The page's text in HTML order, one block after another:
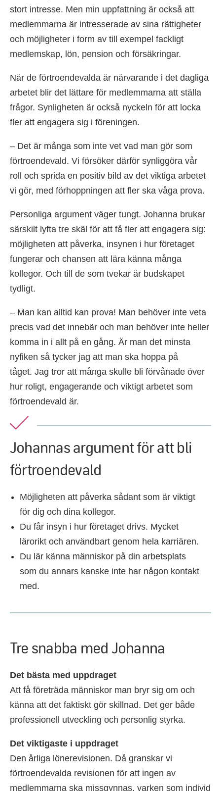
stort intresse. Men min uppfattning är också att
medlemmarna är intresserade av sina rättigheter
och möjligheter i form av till exempel fackligt
medlemskap, lön, pension och försäkringar.
När de förtroendevalda är närvarande i det dagliga
arbetet blir det lättare för medlemmarna att ställa
frågor. Synligheten är också nyckeln för att locka
fler att engagera sig i föreningen.
– Det är många som inte vet vad man gör som
förtroendevald. Vi försöker därför synliggöra vår
roll och sprida en positiv bild av det viktiga arbetet
vi gör, med förhoppningen att fler ska våga prova.
Personliga argument väger tungt. Johanna brukar
särskilt lyfta tre skäl för att få fler att engagera sig:
möjligheten att påverka, insynen i hur företaget
fungerar och chansen att lära känna många
kollegor. Och till de som tvekar är budskapet
tydligt.
– Man kan alltid kan prova! Man behöver inte veta
precis vad det innebär och man behöver inte heller
komma in i allt på en gång. Är man det minsta
nyfiken så tycker jag att man ska hoppa på
tåget. Jag tror att många skulle bli förvånade över
hur roligt, engagerande och viktigt arbetet som
förtroendevald är.
Johannas argument för att bli
förtroendevald
Möjligheten att påverka sådant som är viktigt
för dig och dina kollegor.
Du får insyn i hur företaget drivs. Mycket
lärorikt och användbart genom hela karriären.
Du lär känna människor på din arbetsplats
som du annars kanske inte har någon kontakt
med.
Tre snabba med Johanna
Det bästa med uppdraget
Att få företräda människor man bryr sig om och
känna att det faktiskt gör skillnad. Det ger både
professionell utveckling och personlig styrka.
Det viktigaste i uppdraget
Den årliga lönerevisionen. Då granskar vi
förtroendevalda revisionen för att ingen av
medlemmarna ska missgynnas, varken som individ